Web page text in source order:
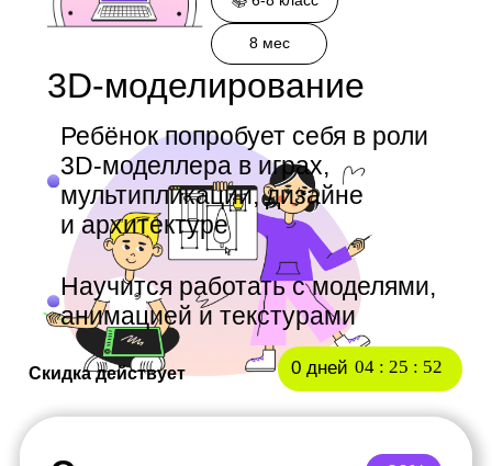
8 мес
3D-моделирование
Ребёнок попробует себя в роли
мультипликации, дизайне
и архитектуре
Научится работать с моделями,
анимацией и текстурами
Скидка действует 0 дней 04:25:50
Оставьте заявку
Количество мест ограничено